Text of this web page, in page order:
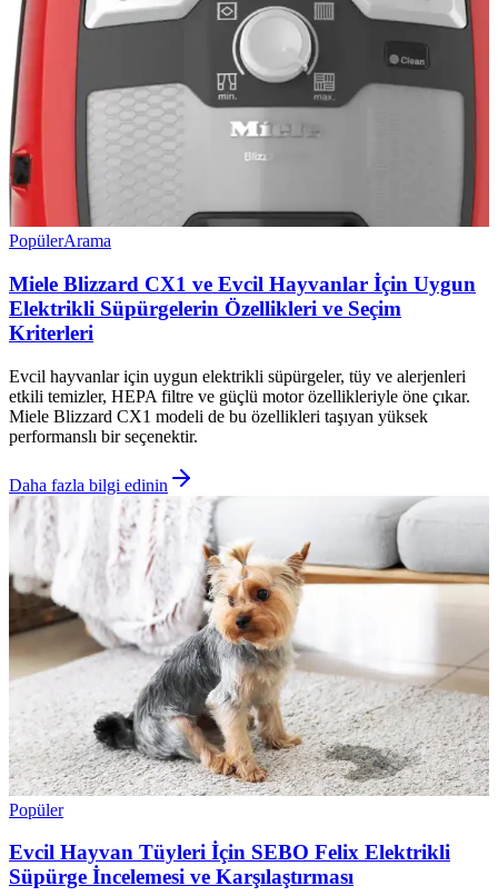
PopülerArama
Miele Blizzard CX1 ve Evcil Hayvanlar İçin Uygun
Elektrikli Süpürgelerin Özellikleri ve Seçim
Kriterleri
Evcil hayvanlar için uygun elektrikli süpürgeler, tüy ve alerjenleri
etkili temizler, HEPA filtre ve güçlü motor özellikleriyle öne çıkar.
Miele Blizzard CX1 modeli de bu özellikleri taşıyan yüksek
performanslı bir seçenektir.
Daha fazla bilgi edinin
Popüler
Evcil Hayvan Tüyleri İçin SEBO Felix Elektrikli
Süpürge İncelemesi ve Karşılaştırması